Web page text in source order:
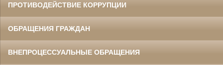
ПРОТИВОДЕЙСТВИЕ КОРРУПЦИИ
ОБРАЩЕНИЯ ГРАЖДАН
ВНЕПРОЦЕССУАЛЬНЫЕ ОБРАЩЕНИЯ